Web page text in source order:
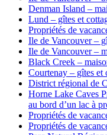
Denman Island –
Lund – gîtes et
Propriétés de
Ile de Vancouver –
Ile de Vancouver –
Black Creek –
Courtenay – gîtes et
District régional de
Horne Lake Caves
au bord d’un lac à
Propriétés de
Propriétés de